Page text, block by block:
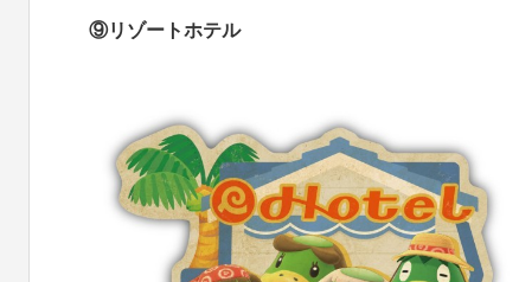
⑨リゾートホテル